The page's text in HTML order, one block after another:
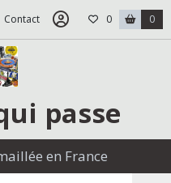
Contact 0 0
passe
en France